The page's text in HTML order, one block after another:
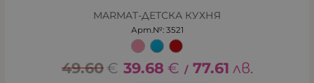
MARMAT-ДЕТСКА КУХНЯ
Арт.№: 3521
49.60 € 39.68 € / 77.61 лв.